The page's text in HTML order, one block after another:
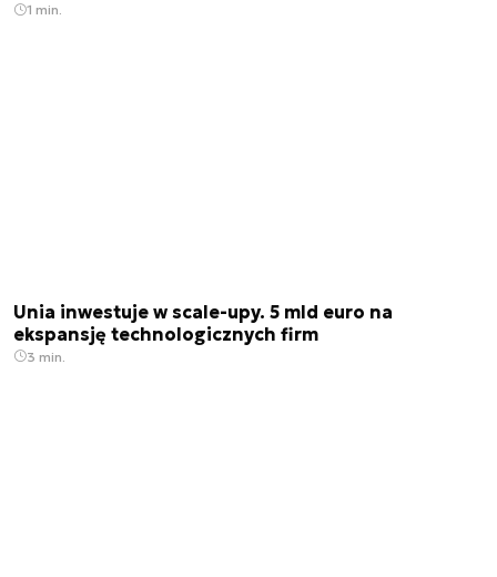
1 min.
Unia inwestuje w scale-upy. 5 mld euro na
ekspansję technologicznych firm
3 min.